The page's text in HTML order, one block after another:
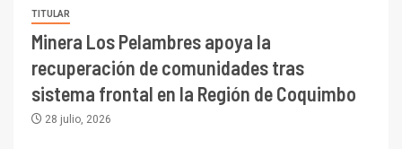
TITULAR
Minera Los Pelambres apoya la
recuperación de comunidades tras
sistema frontal en la Región de Coquimbo
28 julio, 2026